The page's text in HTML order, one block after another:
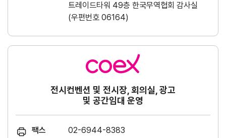
트레이드타워 49층 한국무역협회 감사실
(우편번호 06164)
전시컨벤션 및 전시장, 회의실, 광고
및 공간임대 운영
팩스
02-6944-8383